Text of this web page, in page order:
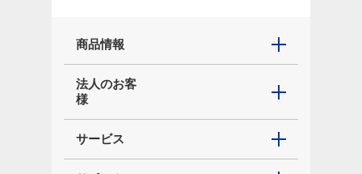
商品情報
法人のお客
様
サービス